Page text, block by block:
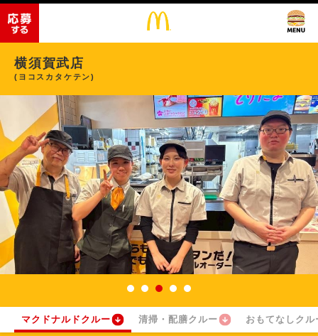
横須賀武店
(ヨコスカタケテン)
マクドナルドクルー 清掃・配膳クルー おもてなしクル